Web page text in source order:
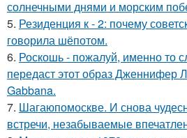
солнечными днями и морским
5. Резиденция к - 2: почему
говорила шёпотом.
6. Роскошь - пожалуй, именно то
передаст этот образ Дженнифер
Gabbana.
7. Шагаюпомоскве. И снова
встречи, незабываемые